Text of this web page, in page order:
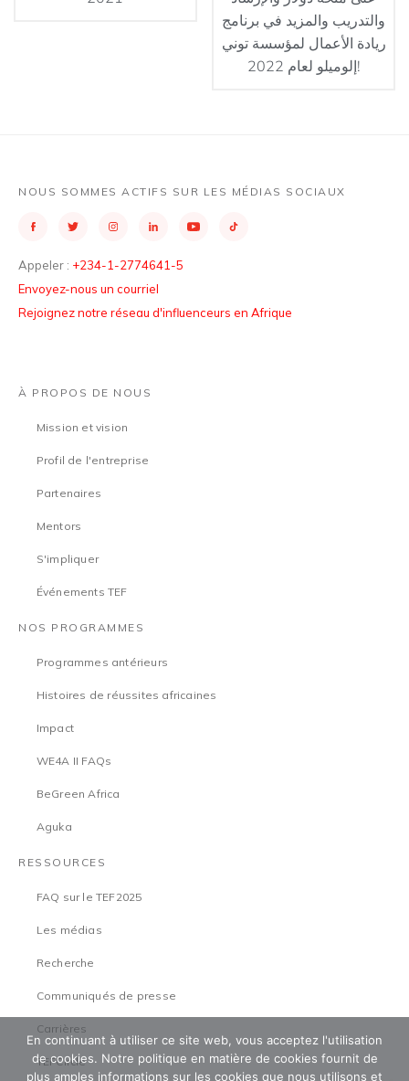
والتدريب والمزيد في برنامج
ريادة الأعمال لمؤسسة توني
إلوميلو لعام 2022!
NOUS SOMMES ACTIFS SUR LES MÉDIAS SOCIAUX
Appeler : +234-1-2774641-5
Envoyez-nous un courriel
Rejoignez notre réseau d'influenceurs en Afrique
À PROPOS DE NOUS
Mission et vision
Profil de l'entreprise
Partenaires
Mentors
S'impliquer
Événements TEF
NOS PROGRAMMES
Programmes antérieurs
Histoires de réussites africaines
Impact
WE4A II FAQs
BeGreen Africa
Aguka
RESSOURCES
FAQ sur le TEF2025
Les médias
Recherche
Communiqués de presse
Carrières
TEFCircle
En continuant à utiliser ce site web, vous acceptez l'utilisation
de cookies. Notre politique en matière de cookies fournit de
plus amples informations sur les cookies que nous utilisons et